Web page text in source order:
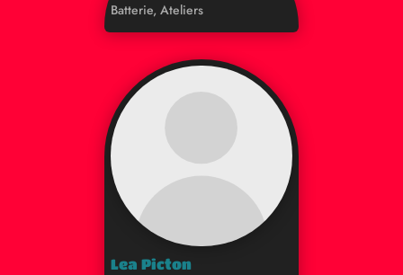
Batterie, Ateliers
Lea Picton